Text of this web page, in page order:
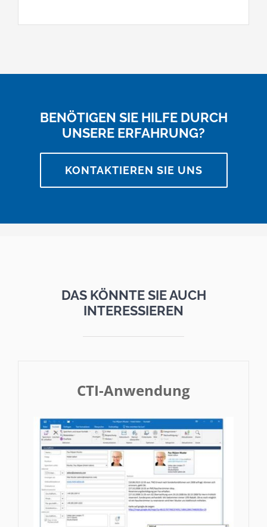
BENÖTIGEN SIE HILFE DURCH
UNSERE ERFAHRUNG?
KONTAKTIEREN SIE UNS
DAS KÖNNTE SIE AUCH
INTERESSIEREN
CTI-Anwendung